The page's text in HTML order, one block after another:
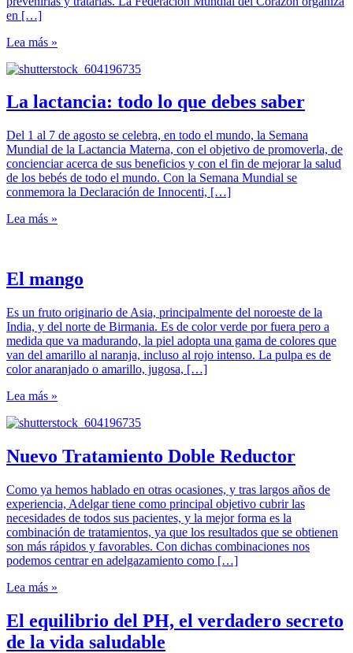
en […]
Lea más »
La lactancia: todo lo que debes saber
Del 1 al 7 de agosto se celebra, en todo el mundo, la Semana
Mundial de la Lactancia Materna, con el objetivo de promoverla, de
concienciar acerca de sus beneficios y con el fin de mejorar la salud
de los bebés de todo el mundo. Con la Semana Mundial se
conmemora la Declaración de Innocenti, […]
Lea más »
El mango
Es un fruto originario de Asia, principalmente del noroeste de la
India, y del norte de Birmania. Es de color verde por fuera pero a
medida que va madurando, la piel adopta una gama de colores que
van del amarillo al naranja, incluso al rojo intenso. La pulpa es de
color anaranjado o amarillo, jugosa, […]
Lea más »
Nuevo Tratamiento Doble Reductor
Como ya hemos hablado en otras ocasiones, y tras largos años de
experiencia, Adelgar tiene como principal objetivo cubrir las
necesidades de todos sus pacientes, y la mejor forma es la
combinación de tratamientos, ya que los resultados que se obtienen
son más rápidos y favorables. Con dichas combinaciones nos
podemos centrar en adelgazamiento como […]
Lea más »
El equilibrio del PH, el verdadero secreto
de la vida saludable